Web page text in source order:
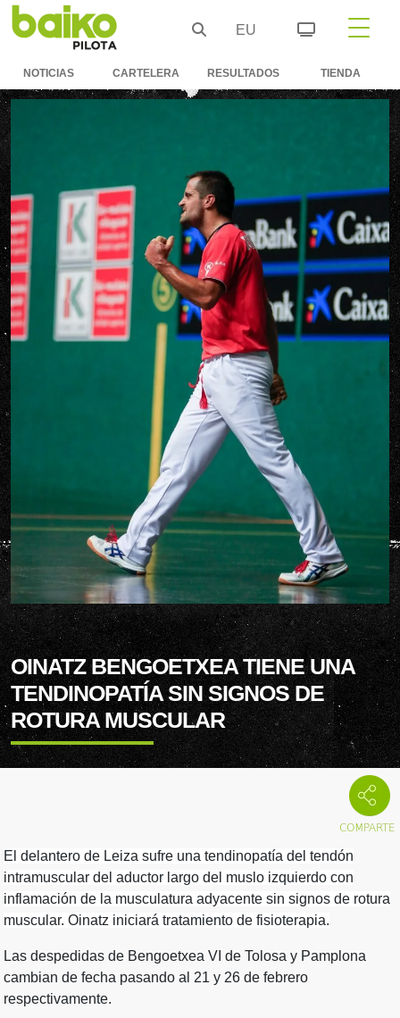
EU
NOTICIAS CARTELERA RESULTADOS TIENDA
OINATZ BENGOETXEA TIENE UNA
TENDINOPATÍA SIN SIGNOS DE
ROTURA MUSCULAR
El delantero de Leiza sufre una tendinopatía del tendón
intramuscular del aductor largo del muslo izquierdo con
inflamación de la musculatura adyacente sin signos de rotura
muscular. Oinatz iniciará tratamiento de fisioterapia.
Las despedidas de Bengoetxea VI de Tolosa y Pamplona
cambian de fecha pasando al 21 y 26 de febrero
respectivamente.